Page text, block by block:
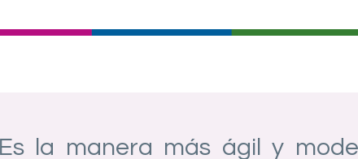
Es la manera más ágil y